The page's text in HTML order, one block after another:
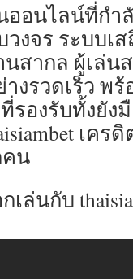
นออนไลน์ที่ก
งจร ระบบเ
สากล ผู้เล่น
างรวดเร็ว พ
ที่รองรับทั้งยั
เคร
น
ล่นกับ